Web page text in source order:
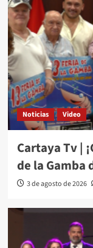
Noticias Video
Cartaya Tv |
de la Gamba
3 de agosto de 2026